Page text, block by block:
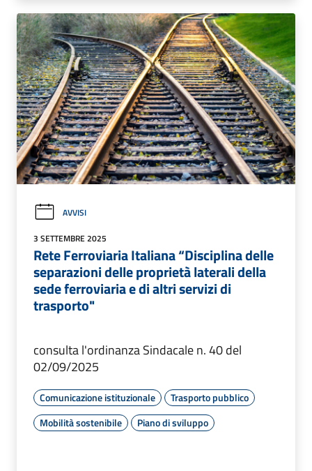
AVVISI
3 SETTEMBRE 2025
Rete Ferroviaria Italiana “Disciplina delle
separazioni delle proprietà laterali della
sede ferroviaria e di altri servizi di
trasporto"
consulta l'ordinanza Sindacale n. 40 del
02/09/2025
Comunicazione istituzionale
Trasporto pubblico
Mobilità sostenibile
Piano di sviluppo